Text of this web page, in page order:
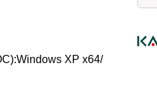
XP x64/